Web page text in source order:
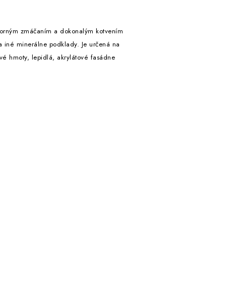
zmáčaním a dokonalým kotvením
minerálne podklady. Je určená na
hmoty, lepidlá, akrylátové fasádne